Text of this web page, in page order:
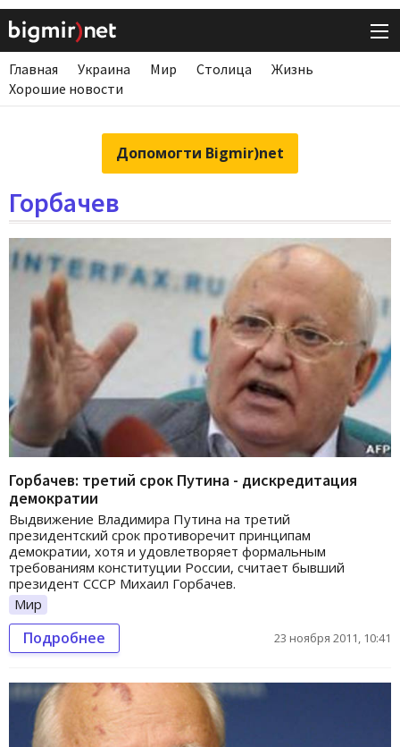
Главная Украина Мир Столица
Жизнь
Хорошие новости
Допомогти Bigmir)net
Горбачев
Горбачев: третий срок Путина - дискредитация
демократии
Выдвижение Владимира Путина на третий
президентский срок противоречит принципам
демократии, хотя и удовлетворяет формальным
требованиям конституции России, считает бывший
президент СССР Михаил Горбачев.
Мир
Подробнее 23 ноября 2011, 10:41